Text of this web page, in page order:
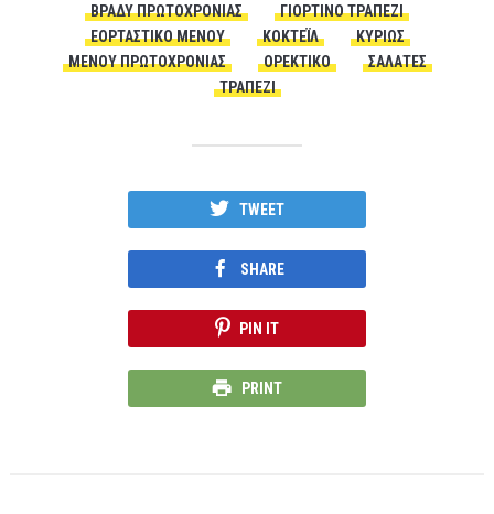
ΒΡΆΔΥ ΠΡΩΤΟΧΡΟΝΙΆΣ
ΓΙΟΡΤΙΝΌ ΤΡΑΠΈΖΙ
ΕΟΡΤΑΣΤΙΚΌ ΜΕΝΟΎ
ΚΟΚΤΈΙΛ
ΚΥΡΊΩΣ
ΜΕΝΟΎ ΠΡΩΤΟΧΡΟΝΙΆΣ
ΟΡΕΚΤΙΚΌ
ΣΑΛΆΤΕΣ
ΤΡΑΠΈΖΙ
TWEET
SHARE
PIN IT
PRINT